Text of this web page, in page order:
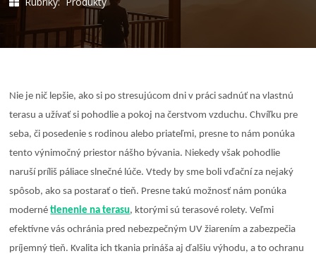
Nie je nič lepšie, ako si po stresujúcom dni v práci sadnúť na vlastnú
terasu a užívať si pohodlie a pokoj na čerstvom vzduchu. Chvíľku pre
seba, či posedenie s rodinou alebo priateľmi, presne to nám ponúka
tento výnimočný priestor nášho bývania. Niekedy však pohodlie
naruší príliš páliace slnečné lúče. Vtedy by sme boli vďační za nejaký
spôsob, ako sa postarať o tieň. Presne takú možnosť nám ponúka
modernétienenie na terasu, ktorými sú terasové rolety. Veľmi
efektívne vás ochránia pred nebezpečným UV žiarením a zabezpečia
príjemný tieň. Kvalita ich tkania prináša aj ďalšiu výhodu, a to ochranu